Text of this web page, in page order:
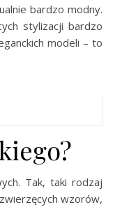
bardzo modny.
stylizacji bardzo
modeli – to
Tak, taki rodzaj
wzorów,